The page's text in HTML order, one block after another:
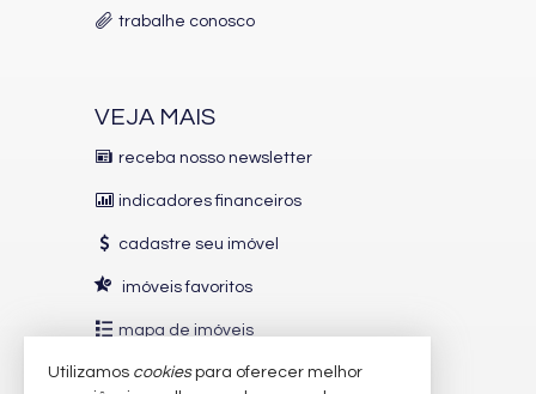
trabalhe conosco
VEJA MAIS
receba nosso newsletter
indicadores financeiros
cadastre seu imóvel
imóveis favoritos
mapa de imóveis
Utilizamos cookiespara oferecer melhor